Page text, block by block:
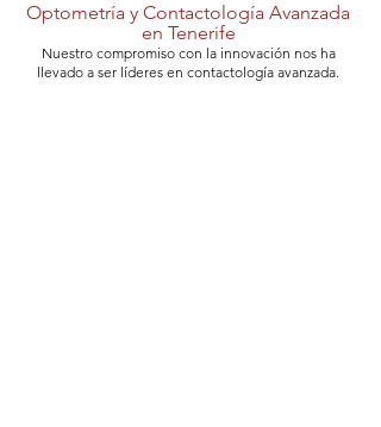
Optometría y Contactología Avanzada
en Tenerife
Nuestro compromiso con la innovación nos ha
llevado a ser líderes en contactología avanzada.